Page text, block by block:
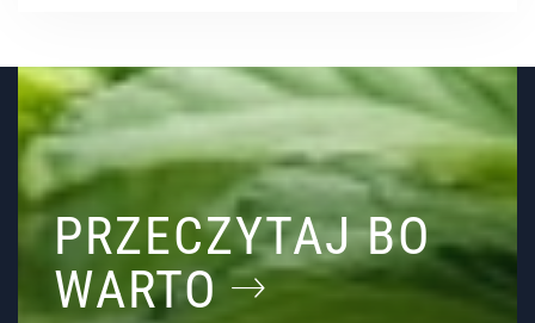
PRZECZYTAJ BO
WARTO